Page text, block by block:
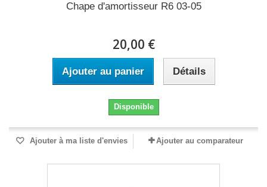
Chape d'amortisseur R6 03-05
20,00 €
Ajouter au panier Détails
Disponible
Ajouter à ma liste d'envies Ajouter au comparateur